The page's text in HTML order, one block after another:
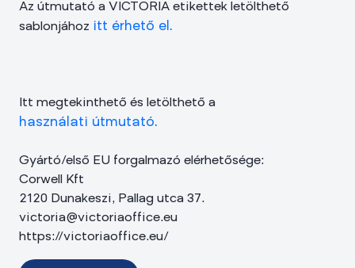
Az útmutató a VICTORIA etikettek letölthető
sablonjához itt érhető el.
Itt megtekinthető és letölthető a
használati útmutató.
Gyártó/első EU forgalmazó elérhetősége:
Corwell Kft
2120 Dunakeszi, Pallag utca 37.
victoria@victoriaoffice.eu
https://victoriaoffice.eu/